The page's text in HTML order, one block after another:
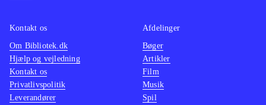
Kontakt os
Om Bibliotek.dk
Hjælp og vejledning
Kontakt os
Privatlivspolitik
Leverandører
Afdelinger
Bøger
Artikler
Film
Musik
Spil